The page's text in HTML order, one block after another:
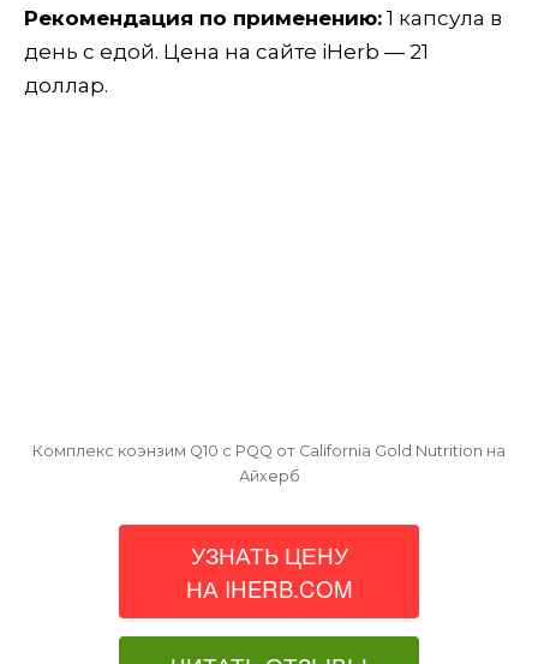
Рекомендация по применению: 1 капсула в
день с едой. Цена на сайте iHerb — 21
доллар.
Комплекс коэнзим Q10 с PQQ от California Gold Nutrition на
Айхерб
УЗНАТЬ ЦЕНУ
НА IHERB.COM